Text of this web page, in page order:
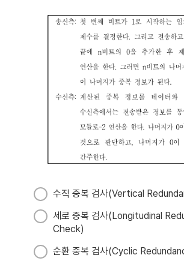
수직 중복 검사(Vertical
세로 중복 검사(Longitudinal
Check)
순환 중복 검사(Cyclic